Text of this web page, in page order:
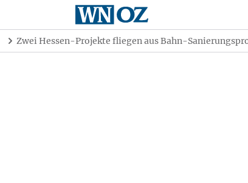
Zwei Hessen-Projekte fliegen aus Bahn-